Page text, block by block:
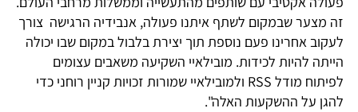
מצער שבמקום לשתף איתנו פעולה, אנבידיה הרגישה צורך
אחרינו פעם נוספת תוך יצירת בלבול במקום שבו יכולה
להיות לכידות. מובילאיי השקיעה משאבים עצומים
לפיתוח מודל RSS ולמובילאיי שמורות זכויות קניין רוחני כדי
על ההשקעות האלה".